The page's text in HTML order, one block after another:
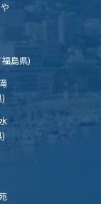
島県)